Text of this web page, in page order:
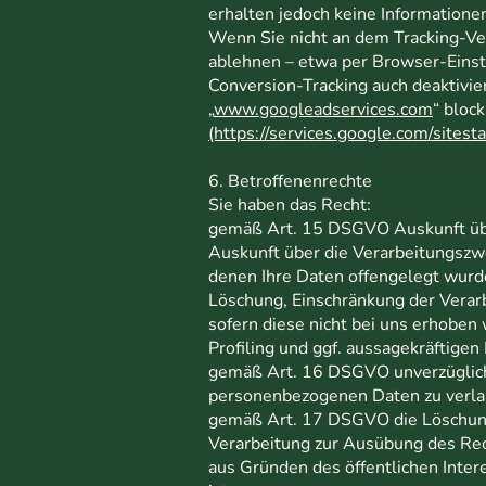
erhalten jedoch keine
Wenn Sie nicht an dem Tracking-
ablehnen – etwa per Browser-
Conversion-Tracking auch
„www.googleadservices.com“
(https://services.google.com/
6. Betroffenenrechte
Sie haben das Recht:
gemäß Art. 15 DSGVO Auskunft
Auskunft über die
denen Ihre Daten offengelegt
Löschung, Einschränkung der
sofern diese nicht bei uns
Profiling und ggf.
gemäß Art. 16 DSGVO
personenbezogenen Daten zu
gemäß Art. 17 DSGVO die
Verarbeitung zur Ausübung des
aus Gründen des öffentlichen